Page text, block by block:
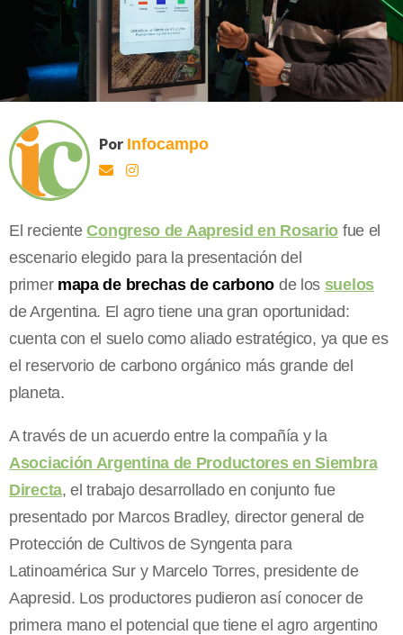
Por Infocampo
El recienteCongreso de Aapresid en Rosario fue el
escenario elegido para la presentación del
primer mapa de brechas de carbono de los suelos
de Argentina. El agro tiene una gran oportunidad:
cuenta con el suelo como aliado estratégico, ya que es
el reservorio de carbono orgánico más grande del
planeta.
A través de un acuerdo entre la compañía y la
Asociación Argentina de Productores en Siembra
Directa, el trabajo desarrollado en conjunto fue
presentado por Marcos Bradley, director general de
Protección de Cultivos de Syngenta para
Latinoamérica Sur y Marcelo Torres, presidente de
Aapresid. Los productores pudieron así conocer de
primera mano el potencial que tiene el agro argentino